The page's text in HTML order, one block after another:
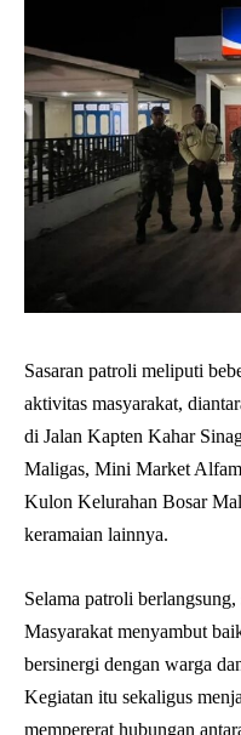
Sasaran patroli meliputi
aktivitas masyarakat,
di Jalan Kapten Kahar
Maligas, Mini Market
Kulon Kelurahan Bosar
keramaian lainnya.
Selama patroli
Masyarakat menyambut
bersinergi dengan warga
Kegiatan itu sekaligus
mempererat hubungan